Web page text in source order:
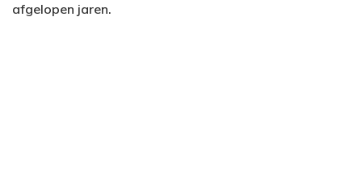
afgelopen jaren.